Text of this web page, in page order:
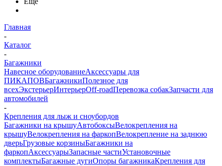
Главная
-
Каталог
-
Багажники
Навесное оборудованиеАксессуары для
ПИКАПОВБагажникиПолезное для
всехЭкстерьерИнтерьерOff-roadПеревозка собакЗапчасти для
автомобилей
-
Крепления для лыж и сноубордов
Багажники на крышуАвтобоксыВелокрепления на
крышуВелокрепления на фаркопВелокрепление на заднюю
дверьГрузовые корзиныБагажники на
фаркопАксессуарыЗапасные частиУстановочные
комплектыБагажные дугиОпоры багажникаКрепления для